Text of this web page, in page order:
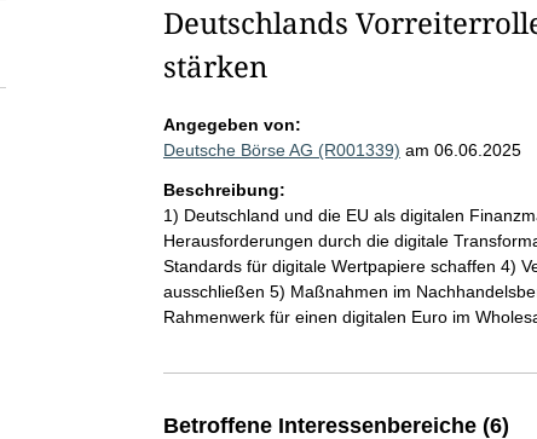
Deutschlands
stärken
Angegeben von:
Deutsche Börse AG (R001339) am 06.06.2025
Beschreibung:
1) Deutschland und die EU als digitalen
Herausforderungen durch die digitale
Standards für digitale Wertpapiere schaffen 4)
ausschließen 5) Maßnahmen im
Rahmenwerk für einen digitalen Euro im
Betroffene Interessenbereiche (6)